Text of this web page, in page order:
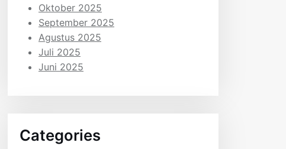
Oktober 2025
September 2025
Agustus 2025
Juli 2025
Juni 2025
Categories